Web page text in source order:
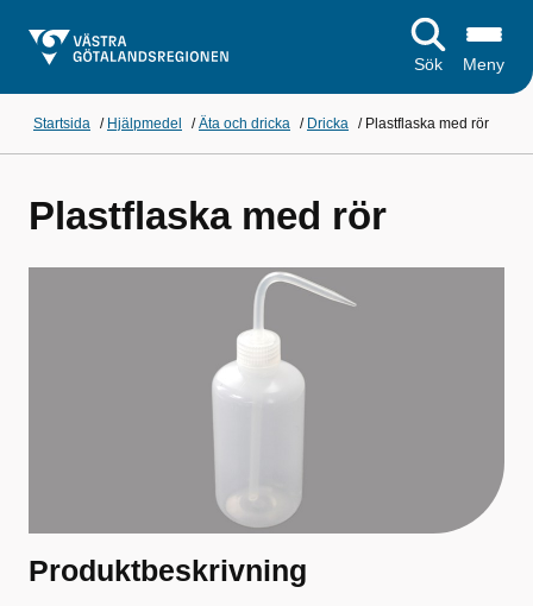
Sök Meny
Startsida / Hjälpmedel /Äta och dricka / Dricka / Plastflaska med rör
Plastflaska med rör
Produktbeskrivning